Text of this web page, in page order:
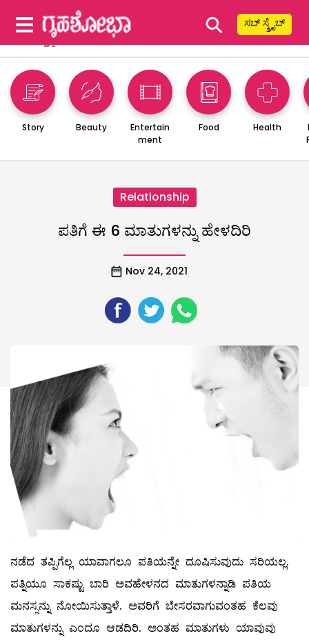
⚲ ಸಬ್ ಸ್ಕ್ರೈಬ್
Story Beauty
Entertain
ment
Food Health
Relationship
ಪತಿಗೆ ಈ 6 ಮಾತುಗಳನ್ನು ಹೇಳದಿರಿ
Nov 24, 2021
ನಡೆದ ತಪ್ಪಿಗೆಲ್ಲ ಯಾವಾಗಲೂ ಪತಿಯನ್ನೇ ದೂಷಿಸುವುದು ಸರಿಯಲ್ಲ.
ಪತ್ನಿಯೂ ಸಾಕಷ್ಟು ಬಾರಿ ಅವಹೇಳನದ ಮಾತುಗಳನ್ನಾಡಿ ಪತಿಯ
ಮನಸ್ಸನ್ನು ನೋಯಿಸುತ್ತಾಳೆ. ಅವರಿಗೆ ಬೇಸರವಾಗುವಂತಹ ಕೆಲವು
ಮಾತುಗಳನ್ನು ಎಂದೂ ಆಡದಿರಿ. ಅಂತಹ ಮಾತುಗಳು ಯಾವುವು